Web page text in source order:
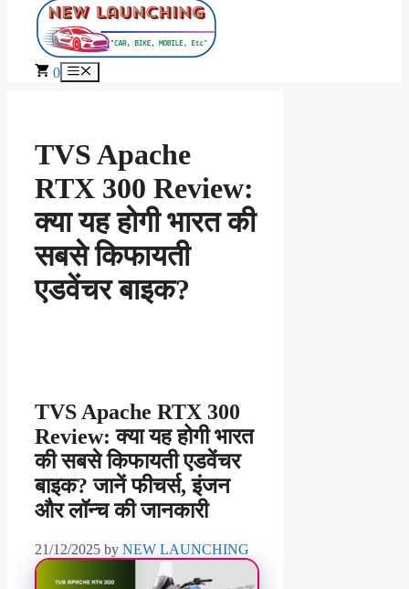
content
0 Menu
TVS Apache
RTX 300 Review:
क्या यह होगी भारत की
सबसे किफायती
एडवेंचर बाइक?
TVS Apache RTX 300
Review: क्या यह होगी भारत
की सबसे किफायती एडवेंचर
बाइक? जानें फीचर्स, इंजन
और लॉन्च की जानकारी
21/12/2025 by NEW LAUNCHING